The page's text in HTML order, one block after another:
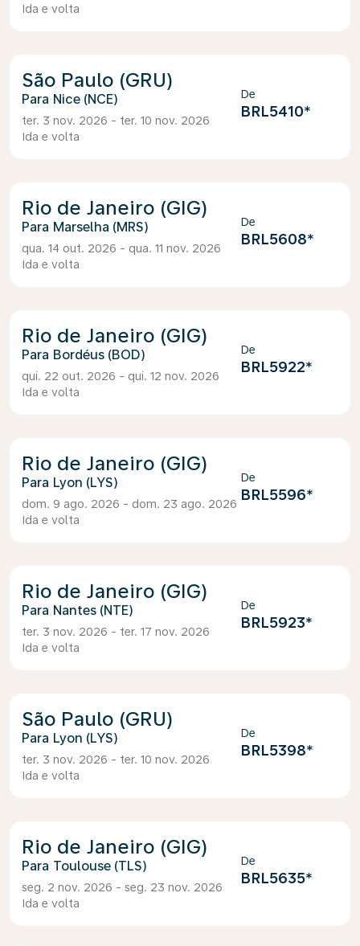
Ida e volta
São Paulo (GRU)
Nice (NCE)
ter. 3 nov. 2026 - ter. 10 nov. 2026
Ida e volta
De
BRL5410*
Rio de Janeiro (GIG)
Marselha (MRS)
qua. 14 out. 2026 - qua. 11 nov. 2026
Ida e volta
De
BRL5608*
Rio de Janeiro (GIG)
Bordéus (BOD)
qui. 22 out. 2026 - qui. 12 nov. 2026
Ida e volta
De
BRL5922*
Rio de Janeiro (GIG)
Lyon (LYS)
dom. 9 ago. 2026 - dom. 23 ago. 2026
Ida e volta
De
BRL5596*
Rio de Janeiro (GIG)
Nantes (NTE)
ter. 3 nov. 2026 - ter. 17 nov. 2026
Ida e volta
De
BRL5923*
São Paulo (GRU)
Lyon (LYS)
ter. 3 nov. 2026 - ter. 10 nov. 2026
Ida e volta
De
BRL5398*
Rio de Janeiro (GIG)
Toulouse (TLS)
seg. 2 nov. 2026 - seg. 23 nov. 2026
Ida e volta
De
BRL5635*